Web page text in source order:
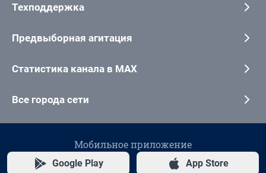
Техподдержка
Предвыборная агитация
Статистика канала в MAX
Все города сети
Мобильное приложение
Google Play App Store